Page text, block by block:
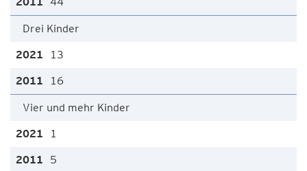
Drei Kinder
13
16
Vier und mehr Kinder
1
5